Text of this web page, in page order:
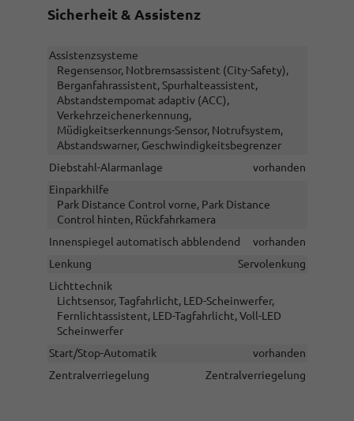
Sicherheit & Assistenz
Assistenzsysteme
Regensensor, Notbremsassistent (City-Safety),
Berganfahrassistent, Spurhalteassistent,
Abstandstempomat adaptiv (ACC),
Verkehrzeichenerkennung,
Müdigkeitserkennungs-Sensor, Notrufsystem,
Abstandswarner, Geschwindigkeitsbegrenzer
Diebstahl-Alarmanlage
vorhanden
Einparkhilfe
Park Distance Control vorne, Park Distance
Control hinten, Rückfahrkamera
Innenspiegel automatisch abblendend
vorhanden
Lenkung
Servolenkung
Lichttechnik
Lichtsensor, Tagfahrlicht, LED-Scheinwerfer,
Fernlichtassistent, LED-Tagfahrlicht, Voll-LED
Scheinwerfer
Start/Stop-Automatik
vorhanden
Zentralverriegelung
Zentralverriegelung